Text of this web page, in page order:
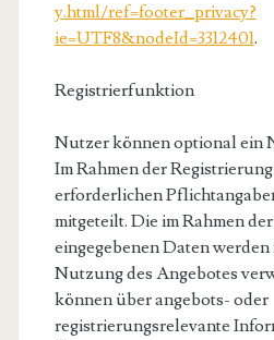
y.html/ref=footer_privacy?
ie=UTF8&nodeId=3312401.
Registrierfunktion
Nutzer können optional ein
Im Rahmen der
erforderlichen
mitgeteilt. Die im Rahmen
eingegebenen Daten
Nutzung des Angebotes
können über angebots- oder
registrierungsrelevante